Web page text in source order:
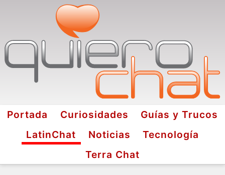
Portada Curiosidades
Guías y Trucos
LatinChat
Noticias
Tecnología
Terra Chat